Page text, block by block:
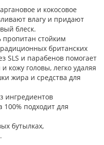
и кокосовое
влагу и придают
блеск.
стойким
британских
SLS и парабенов помогает
кожу головы, легко удаляя
жира и средства для
ингредиентов
100% подходит для
бутылках,